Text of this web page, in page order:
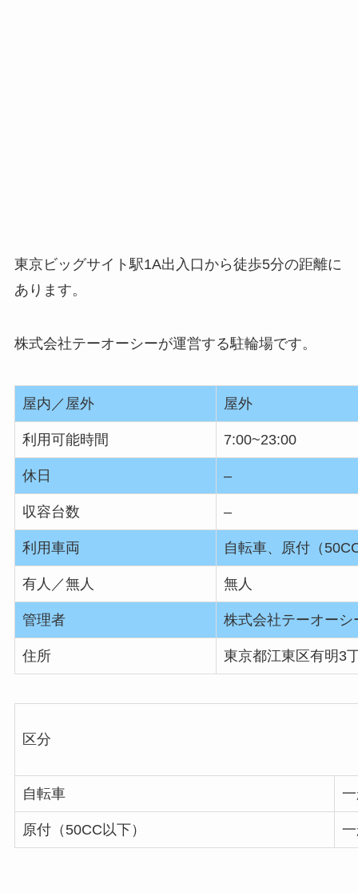
東京ビッグサイト駅1A出入口から徒歩5分の距離に
あります。
株式会社テーオーシーが運営する駐輪場です。
屋内／屋外 屋外
利用可能時間 7:00~23:00
休日 –
収容台数 –
利用車両 自転車、原付（
有人／無人 無人
管理者 株式会社テーオーシ
住所 東京都江東区有明3
区分
自転車
原付（50CC以下）